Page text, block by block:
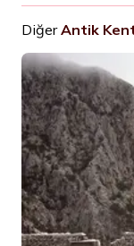
Diğer Antik